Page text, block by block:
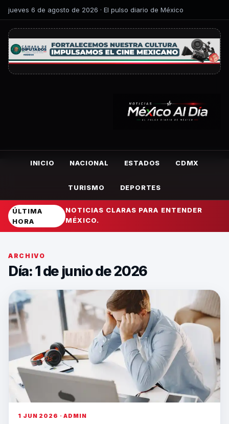
jueves 6 de agosto de 2026 · El pulso diario de México
INICIO NACIONAL ESTADOS CDMX
TURISMO DEPORTES
ÚLTIMA
HORA
NOTICIAS CLARAS PARA ENTENDER
MÉXICO.
ARCHIVO
Día: 1 de junio de 2026
1 JUN 2026 · ADMIN